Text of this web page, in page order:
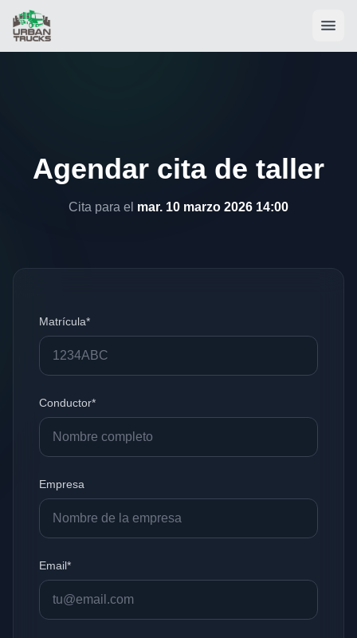
Agendar cita de taller
Cita para el mar. 10 marzo 2026 14:00
Matrícula*
Conductor*
Empresa
Email*